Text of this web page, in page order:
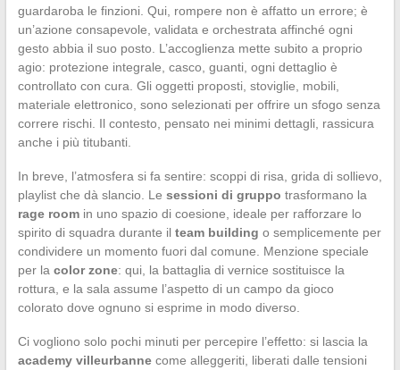
guardaroba le finzioni. Qui, rompere non è affatto un errore; è
un’azione consapevole, validata e orchestrata affinché ogni
gesto abbia il suo posto. L’accoglienza mette subito a proprio
agio: protezione integrale, casco, guanti, ogni dettaglio è
controllato con cura. Gli oggetti proposti, stoviglie, mobili,
materiale elettronico, sono selezionati per offrire un sfogo senza
correre rischi. Il contesto, pensato nei minimi dettagli, rassicura
anche i più titubanti.
In breve, l’atmosfera si fa sentire: scoppi di risa, grida di sollievo,
playlist che dà slancio. Le sessioni di gruppo trasformano la
rage roomin uno spazio di coesione, ideale per rafforzare lo
spirito di squadra durante il team building o semplicemente per
condividere un momento fuori dal comune. Menzione speciale
per la color zone: qui, la battaglia di vernice sostituisce la
rottura, e la sala assume l’aspetto di un campo da gioco
colorato dove ognuno si esprime in modo diverso.
Ci vogliono solo pochi minuti per percepire l’effetto: si lascia la
academy villeurbannecome alleggeriti, liberati dalle tensioni